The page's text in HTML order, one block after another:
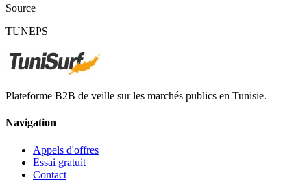
Source
TUNEPS
Plateforme B2B de veille sur les marchés publics en Tunisie.
Navigation
Appels d'offres
Essai gratuit
Contact